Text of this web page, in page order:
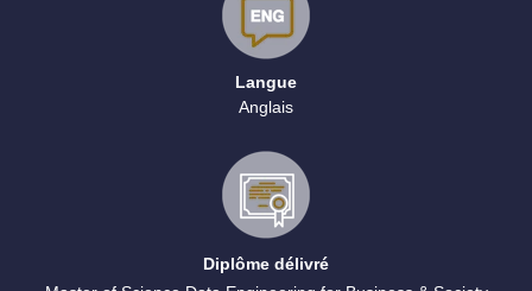
Langue
Anglais
Diplôme délivré